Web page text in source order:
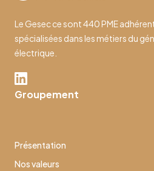
Le Gesec ce sont 440 PME
spécialisées dans les métiers du
électrique.
Groupement
Présentation
Nos valeurs